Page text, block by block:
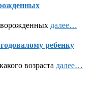
далее…
ребенку
возраста далее…